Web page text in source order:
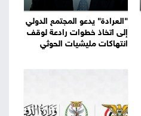
"العرادة" يدعو المجتمع الدولي
إلى اتخاذ خطوات رادعة لوقف
انتهاكات مليشيات الحوثي